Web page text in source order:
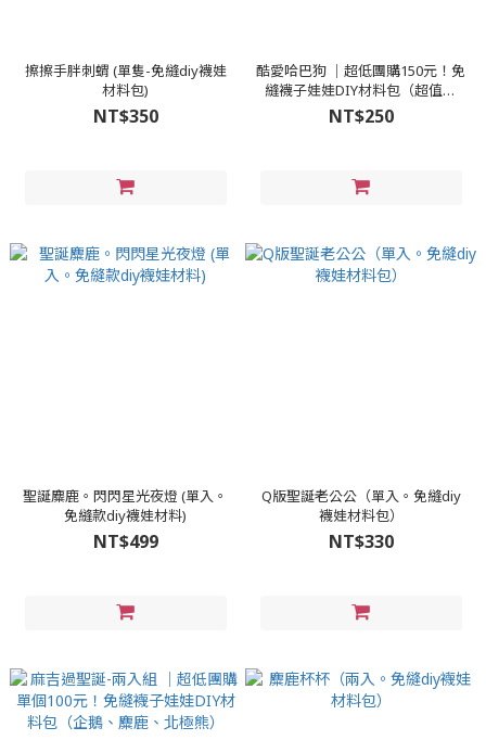
擦擦手胖刺蝟 (單隻-免縫diy襪娃
材料包)
NT$350
酷愛哈巴狗 │超低團購150元！免
縫襪子娃娃DIY材料包（超值優
惠）
NT$250
聖誕麋鹿。閃閃星光夜燈 (單入。
免縫款diy襪娃材料)
NT$499
Q版聖誕老公公（單入。免縫diy
襪娃材料包）
NT$330